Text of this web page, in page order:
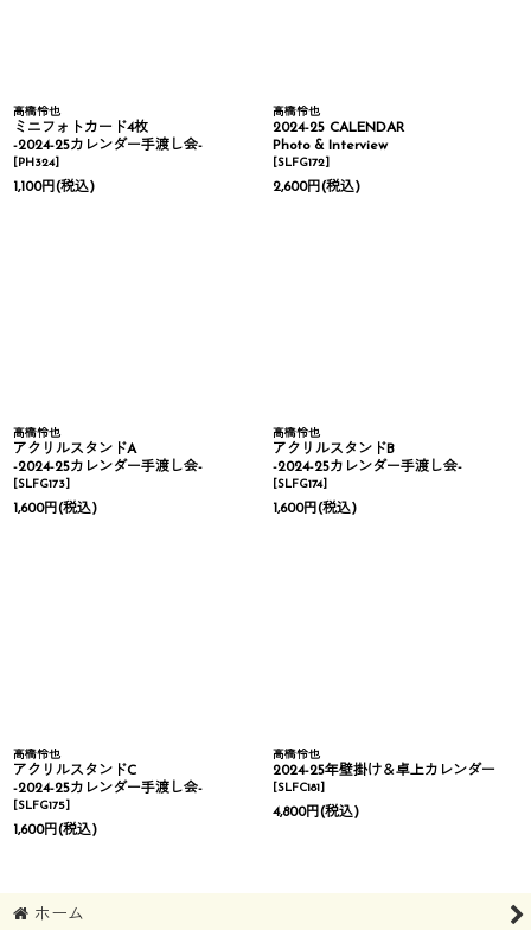
高橋怜也
ミニフォトカード4枚
-2024-25カレンダー手渡し会-
[PH324]
1,100円(税込)
高橋怜也
2024-25 CALENDAR
Photo & Interview
[SLFG172]
2,600円(税込)
高橋怜也
アクリルスタンドA
-2024-25カレンダー手渡し会-
[SLFG173]
1,600円(税込)
高橋怜也
アクリルスタンドB
-2024-25カレンダー手渡し会-
[SLFG174]
1,600円(税込)
高橋怜也
アクリルスタンドC
-2024-25カレンダー手渡し会-
[SLFG175]
1,600円(税込)
高橋怜也
2024-25年壁掛け＆卓上カレンダー
[SLFC181]
4,800円(税込)
ホーム